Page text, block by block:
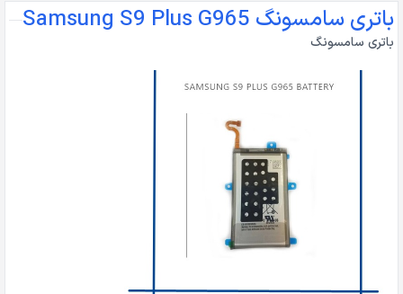
باتری سامسونگ Samsung S9 Plus G965
باتری سامسونگ